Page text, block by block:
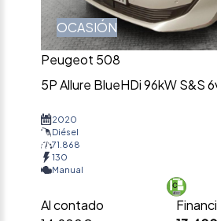
OCASIÓN
Peugeot 508
5P Allure BlueHDi 96kW S&S
2020
Diésel
71.868
130
Manual
Al contado